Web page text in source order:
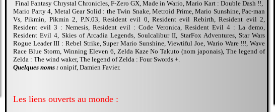
Final Fantasy Chrystal Chronicles, F-Zero GX, Made in Wario, Mario Kart : Double Dash !!,
Mario Party 4, Metal Gear Solid : the Twin Snake, Metroid Prime, Mario Sunshine, Pac-man
Vs, Pikmin, Pikmin 2, P.N.03, Resident evil 0, Resident evil Rebirth, Resident evil 2,
Resident evil 3 : Nemesis, Resident evil : Code Veronica, Resident Evil 4 : La demo,
Resident Evil 4, Skies of Arcadia Legends, Soulcalibur II, StarFox Adventures, Star Wars
Rogue Leader III : Rebel Strike, Super Mario Sunshine, Viewtiful Joe, Wario Ware !!!, Wave
Race Blue Storm, Winning Eleven 6, Zelda Kaze No Takuto (nom japonais), The legend of
Zelda : The wind waker, The legend of Zelda : Four Swords +.
Quelques noms : onipif, Damien Favier.
Les liens ouverts au monde :